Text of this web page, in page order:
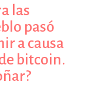
las
pasó
a causa
bitcoin.